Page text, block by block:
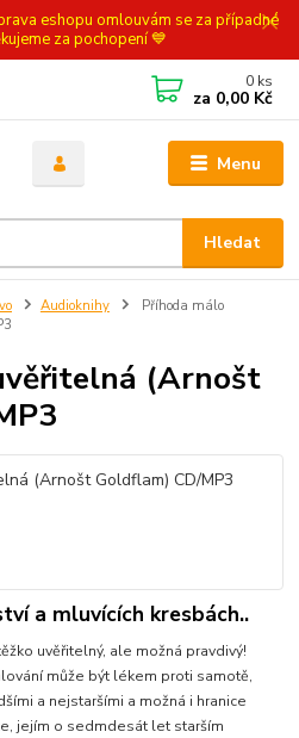
eshopu omlouvám se za případné
za pochopení 💙
Menu
Hledat
0 ks
za 0,00 Kč
Audioknihy
Příhoda málo
(Arnošt
a mluvících kresbách..
uvěřitelný, ale možná pravdivý!
může být lékem proti samotě,
a nejstaršími a možná i hranice
jejím o sedmdesát let starším